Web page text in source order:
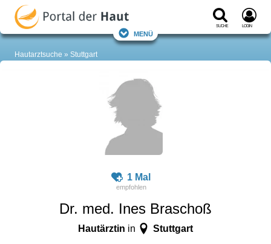
Suche Login
Menü
Hautarztsuche Stuttgart
1 Mal
Dr. med. Ines Braschoß
Hautärztin in Stuttgart